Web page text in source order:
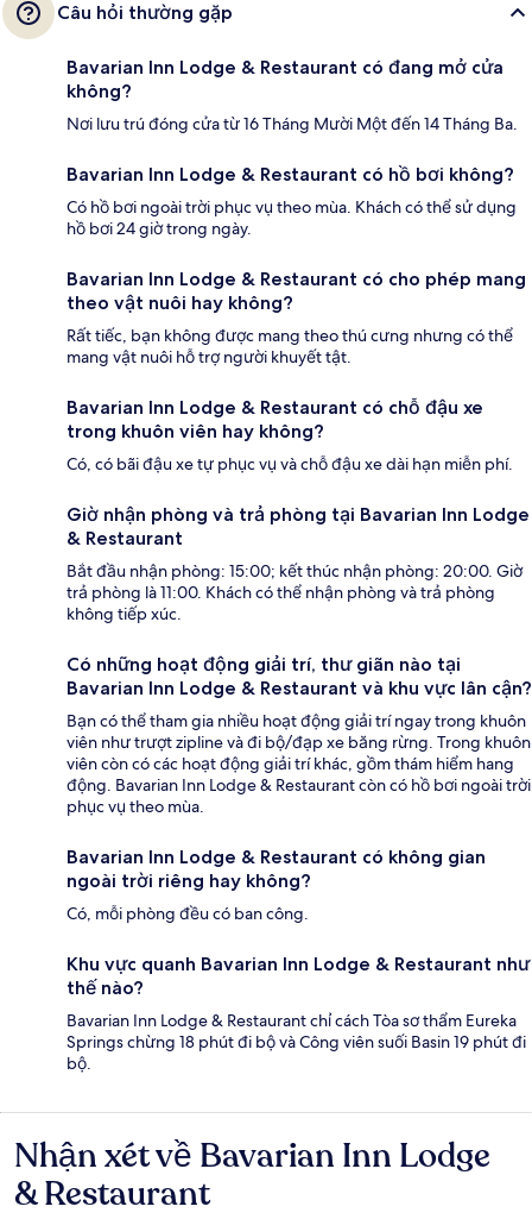
Câu hỏi thường gặp
Bavarian Inn Lodge & Restaurant có đang mở cửa
không?
Nơi lưu trú đóng cửa từ 16 Tháng Mười Một đến 14 Tháng Ba.
Bavarian Inn Lodge & Restaurant có hồ bơi không?
Có hồ bơi ngoài trời phục vụ theo mùa. Khách có thể sử dụng
hồ bơi 24 giờ trong ngày.
Bavarian Inn Lodge & Restaurant có cho phép mang
theo vật nuôi hay không?
Rất tiếc, bạn không được mang theo thú cưng nhưng có thể
mang vật nuôi hỗ trợ người khuyết tật.
Bavarian Inn Lodge & Restaurant có chỗ đậu xe
trong khuôn viên hay không?
Có, có bãi đậu xe tự phục vụ và chỗ đậu xe dài hạn miễn phí.
Giờ nhận phòng và trả phòng tại Bavarian Inn Lodge
& Restaurant
Bắt đầu nhận phòng: 15:00; kết thúc nhận phòng: 20:00. Giờ
trả phòng là 11:00. Khách có thể nhận phòng và trả phòng
không tiếp xúc.
Có những hoạt động giải trí, thư giãn nào tại
Bavarian Inn Lodge & Restaurant và khu vực lân cận?
Bạn có thể tham gia nhiều hoạt động giải trí ngay trong khuôn
viên như trượt zipline và đi bộ/đạp xe băng rừng. Trong khuôn
viên còn có các hoạt động giải trí khác, gồm thám hiểm hang
động. Bavarian Inn Lodge & Restaurant còn có hồ bơi ngoài trời
phục vụ theo mùa.
Bavarian Inn Lodge & Restaurant có không gian
ngoài trời riêng hay không?
Có, mỗi phòng đều có ban công.
Khu vực quanh Bavarian Inn Lodge & Restaurant như
thế nào?
Bavarian Inn Lodge & Restaurant chỉ cách Tòa sơ thẩm Eureka
Springs chừng 18 phút đi bộ và Công viên suối Basin 19 phút đi
bộ.
Nhận
xét
Nhận xét về Bavarian Inn Lodge
& Restaurant